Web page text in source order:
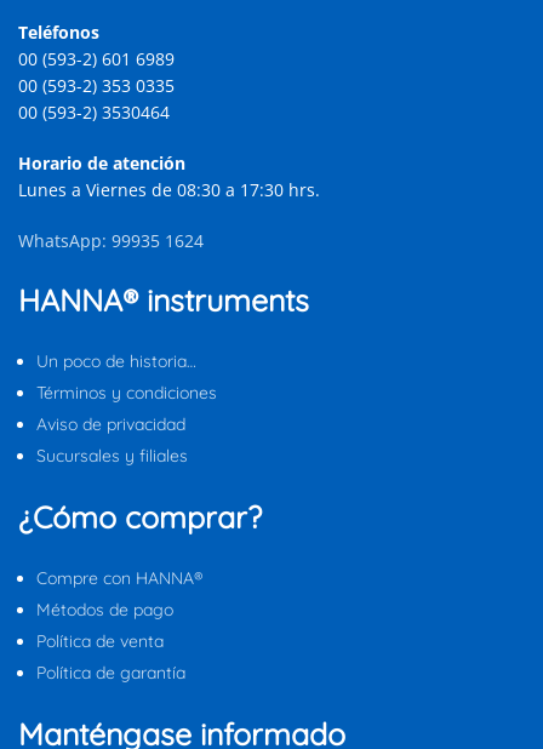
Teléfonos
00 (593-2) 601 6989
00 (593-2) 353 0335
00 (593-2) 3530464
Horario de atención
Lunes a Viernes de 08:30 a 17:30 hrs.
WhatsApp: 99935 1624
HANNA® instruments
Un poco de historia…
Términos y condiciones
Aviso de privacidad
Sucursales y filiales
¿Cómo comprar?
Compre con HANNA®
Métodos de pago
Política de venta
Política de garantía
Manténgase informado